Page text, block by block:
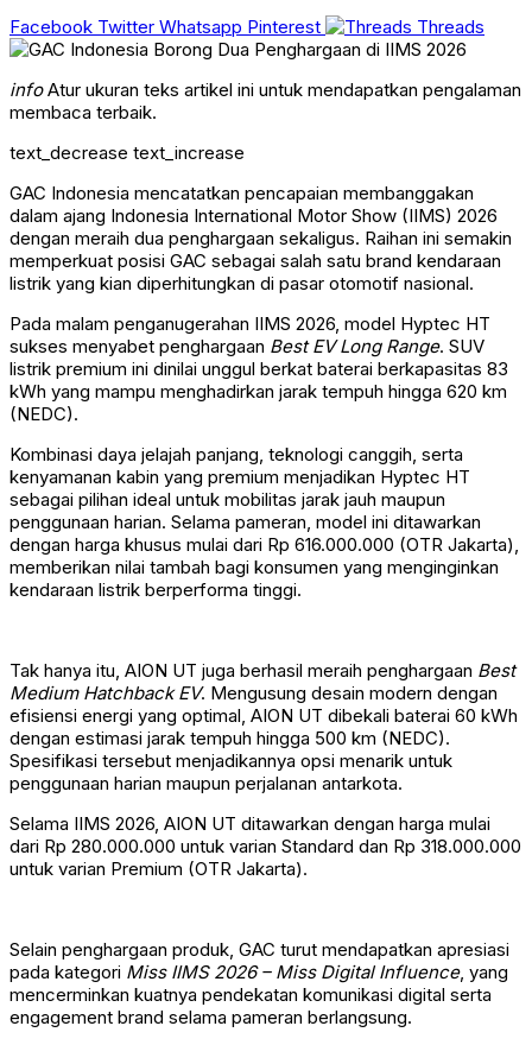
Facebook Twitter Whatsapp Pinterest Threads
infoAtur ukuran teks artikel ini untuk mendapatkan pengalaman
membaca terbaik.
text_decrease text_increase
GAC Indonesia mencatatkan pencapaian membanggakan
dalam ajang Indonesia International Motor Show (IIMS) 2026
dengan meraih dua penghargaan sekaligus. Raihan ini semakin
memperkuat posisi GAC sebagai salah satu brand kendaraan
listrik yang kian diperhitungkan di pasar otomotif nasional.
Pada malam penganugerahan IIMS 2026, model Hyptec HT
sukses menyabet penghargaan Best EV Long Range. SUV
listrik premium ini dinilai unggul berkat baterai berkapasitas 83
kWh yang mampu menghadirkan jarak tempuh hingga 620 km
(NEDC).
Kombinasi daya jelajah panjang, teknologi canggih, serta
kenyamanan kabin yang premium menjadikan Hyptec HT
sebagai pilihan ideal untuk mobilitas jarak jauh maupun
penggunaan harian. Selama pameran, model ini ditawarkan
dengan harga khusus mulai dari Rp 616.000.000 (OTR Jakarta),
memberikan nilai tambah bagi konsumen yang menginginkan
kendaraan listrik berperforma tinggi.
Tak hanya itu, AION UT juga berhasil meraih penghargaan Best
Medium Hatchback EV. Mengusung desain modern dengan
efisiensi energi yang optimal, AION UT dibekali baterai 60 kWh
dengan estimasi jarak tempuh hingga 500 km (NEDC).
Spesifikasi tersebut menjadikannya opsi menarik untuk
penggunaan harian maupun perjalanan antarkota.
Selama IIMS 2026, AION UT ditawarkan dengan harga mulai
dari Rp 280.000.000 untuk varian Standard dan Rp 318.000.000
untuk varian Premium (OTR Jakarta).
Selain penghargaan produk, GAC turut mendapatkan apresiasi
pada kategori Miss IIMS 2026 – Miss Digital Influence, yang
mencerminkan kuatnya pendekatan komunikasi digital serta
engagement brand selama pameran berlangsung.